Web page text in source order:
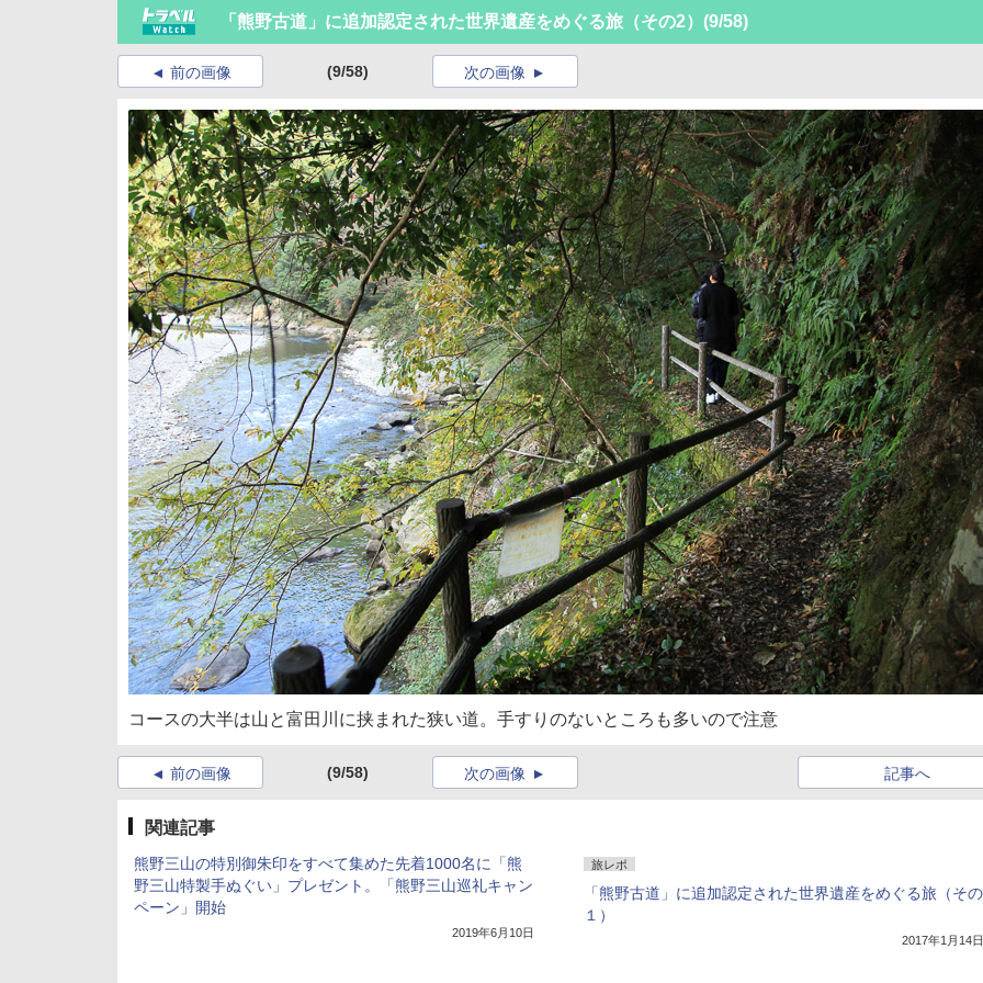
「熊野古道」に追加認定された世界遺産をめぐる旅（その2） (9/58)
前の画像 (9/58) 次の画像
コースの大半は山と富田川に挟まれた狭い道。手すりのないところも多いので注意
前の画像 (9/58) 次の画像 記事へ
関連記事
熊野三山の特別御朱印をすべて集めた先着1000名に「熊
野三山特製手ぬぐい」プレゼント。「熊野三山巡礼キャン
ペーン」開始
2019年6月10日
旅レポ
「熊野古道」に追加認定された世界遺産をめぐる旅（その
１）
2017年1月14日